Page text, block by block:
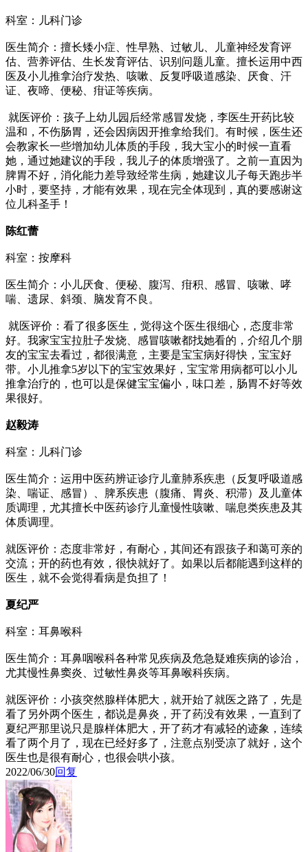
科室：儿科门诊
医生简介：擅长矮小症、性早熟、过敏儿、儿童神经发育评
估、营养评估、生长发育评估、识别问题儿童。擅长运用中西
医及小儿推拿治疗发热、咳嗽、反复呼吸道感染、厌食、汗
证、夜啼、便秘、疳证等疾病。
就医评价：孩子上幼儿园后经常感冒发烧，李医生开药比较
温和，不伤肠胃，还会因病因开推拿给我们。有时候，医生还
会教家长一些增加幼儿体质的手段，我大宝小的时候一直看
她，通过她建议的手段，我儿子的体质增强了。之前一直因为
脾胃不好，消化能力差导致经常生病，她建议儿子每天跑步半
小时，要坚持，才能有效果，现在完全体现到，真的要感谢这
位儿科圣手！
陈红蕾
科室：按摩科
医生简介：小儿厌食、便秘、腹泻、疳积、感冒、咳嗽、哮
喘、遗尿、斜颈、脑发育不良。
就医评价：看了很多医生，觉得这个医生很细心，态度非常
好。我家宝宝拉肚子发烧、感冒咳嗽都找她看的，介绍几个朋
友的宝宝去看过，都很满意，主要是宝宝病好得快，宝宝好
带。小儿推拿5岁以下的宝宝效果好，宝宝常用病都可以小儿
推拿治疗的，也可以是保健宝宝偏小，味口差，肠胃不好等效
果很好。
赵毅涛
科室：儿科门诊
医生简介：运用中医药辨证诊疗儿童肺系疾患（反复呼吸道感
染、喘证、感冒）、脾系疾患（腹痛、胃炎、积滞）及儿童体
质调理，尤其擅长中医药诊疗儿童慢性咳嗽、喘息类疾患及其
体质调理。
就医评价：态度非常好，有耐心，其间还有跟孩子和蔼可亲的
交流；开的药也有效，很快就好了。如果以后都能遇到这样的
医生，就不会觉得看病是负担了！
夏纪严
科室：耳鼻喉科
医生简介：耳鼻咽喉科各种常见疾病及危急疑难疾病的诊治，
尤其慢性鼻窦炎、过敏性鼻炎等耳鼻喉科疾病。
就医评价：小孩突然腺样体肥大，就开始了就医之路了，先是
看了另外两个医生，都说是鼻炎，开了药没有效果，一直到了
夏纪严那里说只是腺样体肥大，开了药才有减轻的迹象，连续
看了两个月了，现在已经好多了，注意点别受凉了就好，这个
医生也是很有耐心，也很会哄小孩。
2022/06/30回复